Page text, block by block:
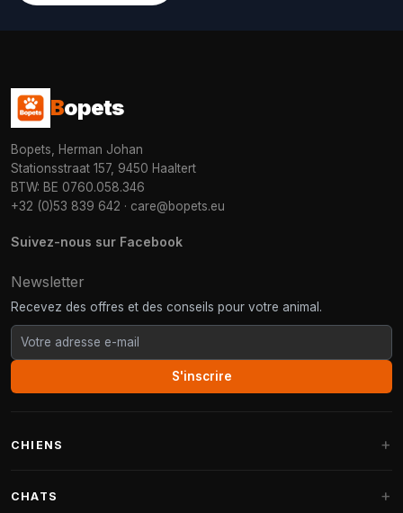
Bopets
Bopets, Herman Johan
Stationsstraat 157, 9450 Haaltert
BTW: BE 0760.058.346
+32 (0)53 839 642 · care@bopets.eu
Suivez-nous sur Facebook
Newsletter
Recevez des offres et des conseils pour votre animal.
S'inscrire
CHIENS
CHATS